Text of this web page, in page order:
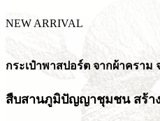
NEW ARRIVAL
กระเป๋าพาสปอร์ต จากผ้าคราม
สืบสานภูมิปัญญาชุมชน สร้า